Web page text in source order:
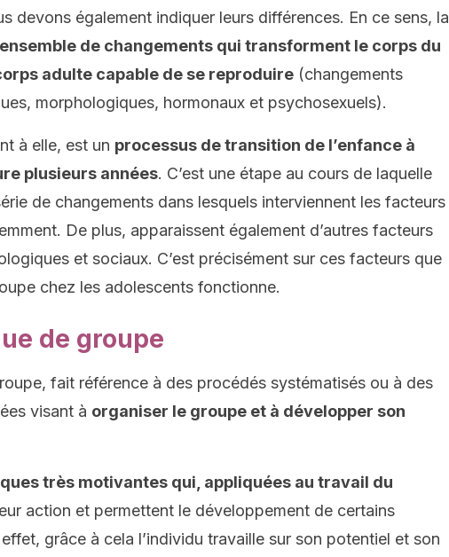
devons également indiquer leurs différences. En ce sens, la
ensemble de changements qui transforment le corps du
adulte capable de se reproduire (changements
morphologiques, hormonaux et psychosexuels).
à elle, est un processus de transition de l’enfance à
plusieurs années. C’est une étape au cours de laquelle
de changements dans lesquels interviennent les facteurs
De plus, apparaissent également d’autres facteurs
et sociaux. C’est précisément sur ces facteurs que
chez les adolescents fonctionne.
de groupe
fait référence à des procédés systématisés ou à des
visant à organiser le groupe et à développer son
très motivantes qui, appliquées au travail du
action et permettent le développement de certains
grâce à cela l’individu travaille sur son potentiel et son